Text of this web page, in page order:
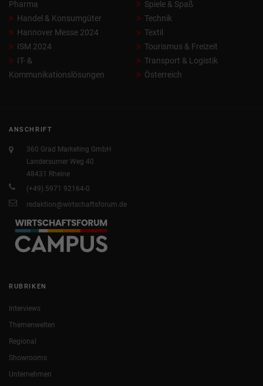
Pharma
Handel & Konsumgüter
Hannover Messe 2024
ISM 2024
IT- &
Kommunikationslösungen
Spiele & Spaß
Technik
Textil
Tourismus & Freizeit
Transport & Logistik
Österreich
ANSCHRIFT
360 Grad Marketing GmbH
Landersumer Weg 40
48431 Rheine
(+49) 5971 92164-0
redaktion@wirtschaftsforum.de
RUBRIKEN
Interviews
Themenwelten
Regional
Showrooms
Unternehmen